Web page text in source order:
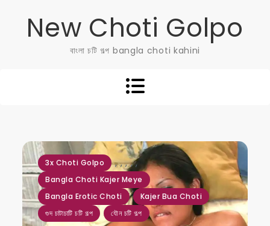
New Choti Golpo
বাংলা চটি গল্প bangla choti kahini
3x Choti Golpo ,
Bangla Choti Kajer Meye
,
Bangla Erotic Choti
,
Kajer Bua Choti
,
গুদ চাটাচাটি চটি গল্প
,
যৌন চটি গল্প